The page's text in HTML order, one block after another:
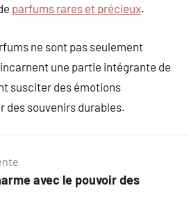
parfums rares et précieux.
ne sont pas seulement
une partie intégrante de
susciter des émotions
des souvenirs durables.
avec le pouvoir des